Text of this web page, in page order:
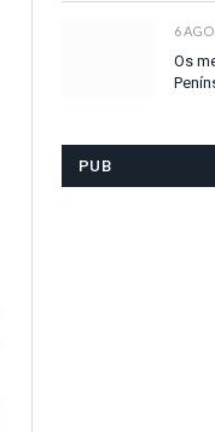
6
Os
PUB